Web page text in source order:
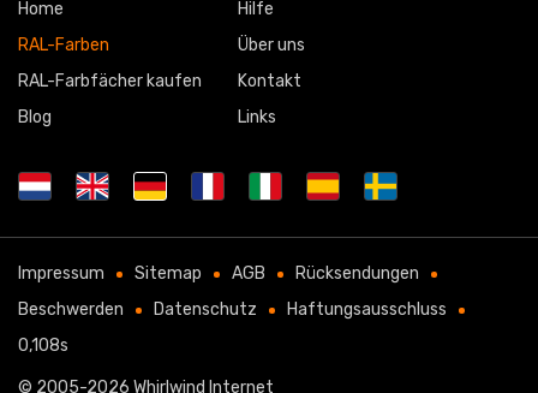
Home
RAL-Farben
RAL-Farbfächer kaufen
Blog
Hilfe
Über uns
Kontakt
Links
Impressum Sitemap AGB
Rücksendungen
Beschwerden
Datenschutz
Haftungsausschluss
0,108s
© 2005-2026 Whirlwind Internet